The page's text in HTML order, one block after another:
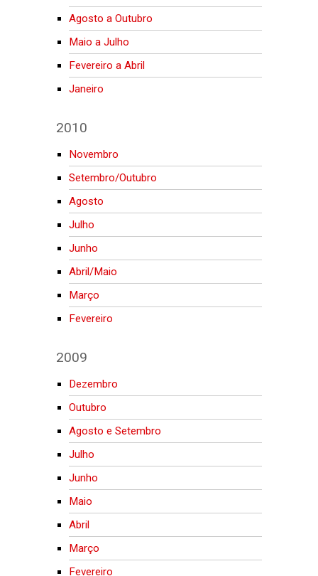
Agosto a Outubro
Maio a Julho
Fevereiro a Abril
Janeiro
2010
Novembro
Setembro/Outubro
Agosto
Julho
Junho
Abril/Maio
Março
Fevereiro
2009
Dezembro
Outubro
Agosto e Setembro
Julho
Junho
Maio
Abril
Março
Fevereiro